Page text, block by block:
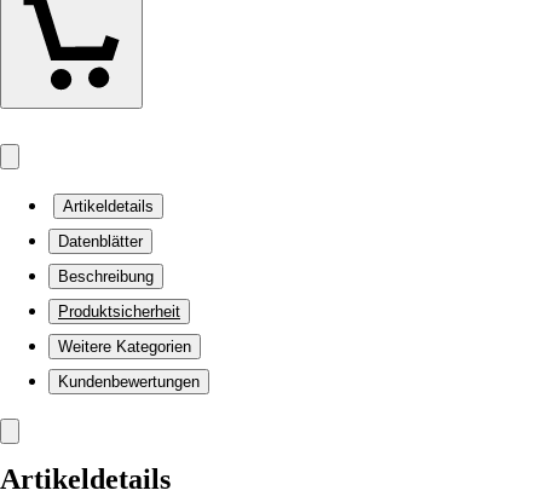
Artikeldetails
Datenblätter
Beschreibung
Produktsicherheit
Weitere Kategorien
Kundenbewertungen
Artikeldetails